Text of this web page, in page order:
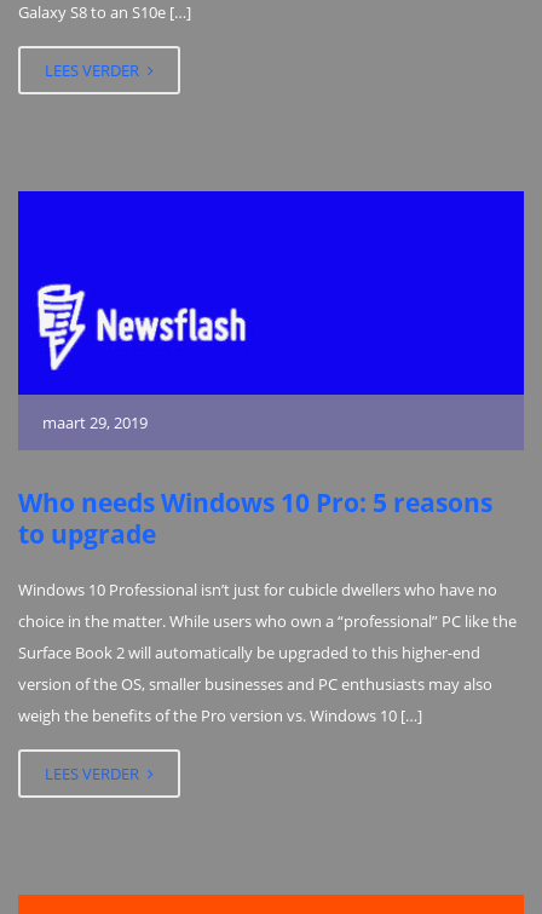
Galaxy S8 to an S10e […]
LEES VERDER
maart 29, 2019
Who needs Windows 10 Pro: 5 reasons
to upgrade
Windows 10 Professional isn’t just for cubicle dwellers who have no
choice in the matter. While users who own a “professional” PC like the
Surface Book 2 will automatically be upgraded to this higher-end
version of the OS, smaller businesses and PC enthusiasts may also
weigh the benefits of the Pro version vs. Windows 10 […]
LEES VERDER